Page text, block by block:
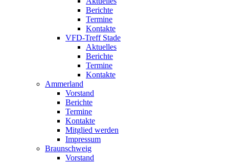
Berichte
Termine
Kontakte
VFD-Treff Stade
Aktuelles
Berichte
Termine
Kontakte
Ammerland
Vorstand
Berichte
Termine
Kontakte
Mitglied werden
Impressum
Braunschweig
Vorstand